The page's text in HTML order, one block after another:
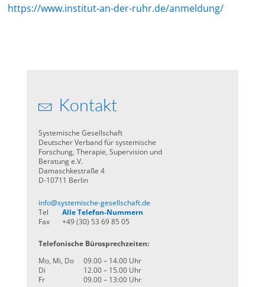
https://www.institut-an-der-ruhr.de/anmeldung/
Kontakt
Systemische Gesellschaft
Deutscher Verband für systemische
Forschung, Therapie, Supervision und
Beratung e.V.
Damaschkestraße 4
D-10711 Berlin
info@systemische-gesellschaft.de
Tel
Alle Telefon-Nummern
Fax
+49 (30) 53 69 85 05
Telefonische Bürosprechzeiten:
Mo, Mi, Do
09.00 – 14.00 Uhr
Di
12.00 – 15.00 Uhr
Fr
09.00 – 13:00 Uhr